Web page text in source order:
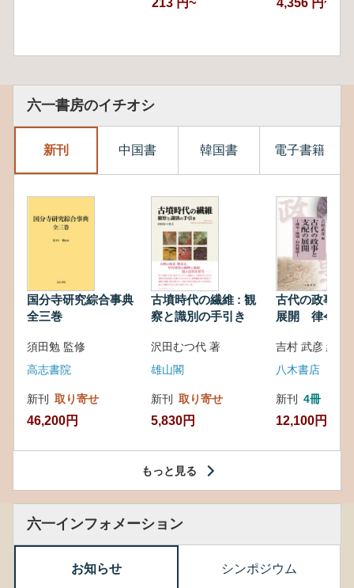
六一書房のイチオシ
新刊 中国書 韓国書 電子書籍
国分寺研究綜合事典
全三巻
須田勉 監修
高志書院
新刊 取り寄せ
46,200円
古墳時代の繊維 : 観
察と識別の手引き
沢田むつ代 著
雄山閣
新刊 取り寄せ
5,830円
古代の政事と
展開 律令・
吉村 武彦 編集
八木書店
新刊 4冊
12,100円
もっと見る
六一インフォメーション
お知らせ シンポジウム